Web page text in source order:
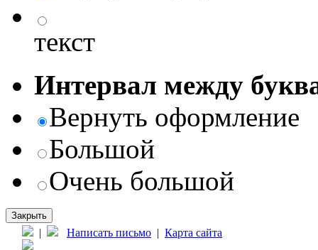
текст
Интервал между
Вернуть оформление
Большой
Очень большой
Закрыть
| Написать письмо | Карта сайта